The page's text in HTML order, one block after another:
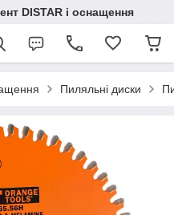
DISTAR і оснащення
Пиляльні диски